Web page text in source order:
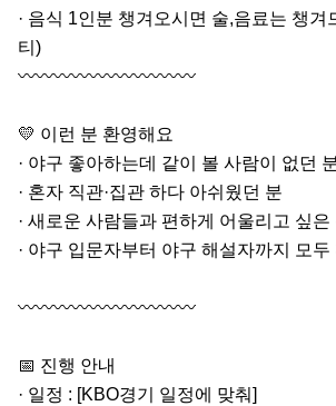
· 음식 1인분 챙겨오시면 술,음료는 챙겨
티)
〰️〰️〰️〰️〰️〰️〰️〰️〰️〰️
💛 이런 분 환영해요
· 야구 좋아하는데 같이 볼 사람이 없던
· 혼자 직관·집관 하다 아쉬웠던 분
· 새로운 사람들과 편하게 어울리고 싶은
· 야구 입문자부터 야구 해설자까지 모두
〰️〰️〰️〰️〰️〰️〰️〰️〰️〰️
📅 진행 안내
· 일정 : [KBO경기 일정에 맞춰]